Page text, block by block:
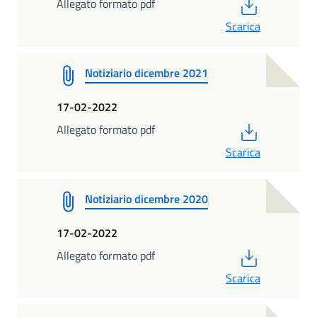
Scarica
Notiziario dicembre 2021
17-02-2022
Allegato formato pdf
Scarica
Notiziario dicembre 2020
17-02-2022
Allegato formato pdf
Scarica